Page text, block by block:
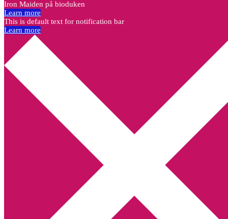
Iron Maiden på bioduken
Learn more
This is default text for notification bar
Learn more